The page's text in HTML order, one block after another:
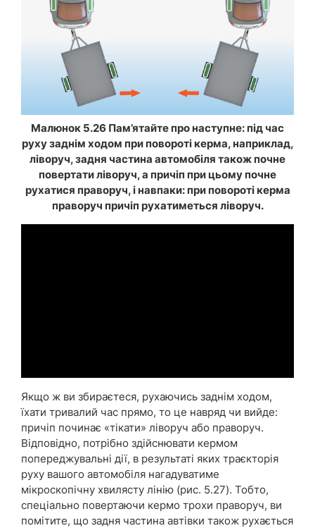
Малюнок 5.26 Пам’ятайте про наступне: під час
руху заднім ходом при повороті керма, наприклад,
ліворуч, задня частина автомобіля також почне
повертати ліворуч, а причіп при цьому почне
рухатися праворуч, і навпаки: при повороті керма
праворуч причіп рухатиметься ліворуч.
Якщо ж ви збираєтеся, рухаючись заднім ходом,
їхати тривалий час прямо, то це навряд чи вийде:
причіп починає «тікати» ліворуч або праворуч.
Відповідно, потрібно здійснювати кермом
попереджувальні дії, в результаті яких траєкторія
руху вашого автомобіля нагадуватиме
мікроскопічну хвилясту лінію (рис. 5.27). Тобто,
спеціально повертаючи кермо трохи праворуч, ви
помітите, що задня частина автівки також рухається